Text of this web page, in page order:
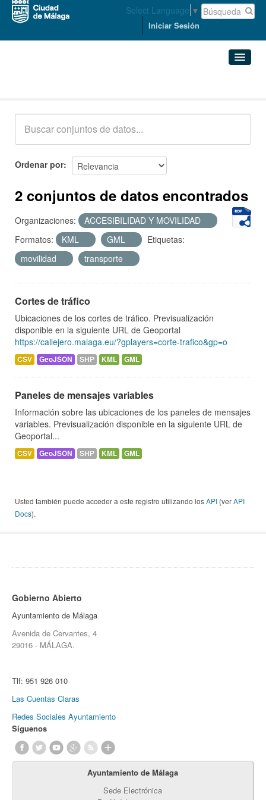
Select Language ▼
Iniciar Sesión
Acerca de
Ordenar por
2 conjuntos de datos encontrados
Organizaciones:
ACCESIBILIDAD Y MOVILIDAD
Formatos:
KML GML
Etiquetas:
movilidad
transporte
Cortes de tráfico
Ubicaciones de los cortes de tráfico. Previsualización
disponible en la siguiente URL de Geoportal
https://callejero.malaga.eu/?gplayers=corte-trafico&gp=o
CSV GeoJSON SHP KML GML
Paneles de mensajes variables
Información sobre las ubicaciones de los paneles de mensajes
variables. Previsualización disponible en la siguiente URL de
Geoportal...
CSV GeoJSON SHP KML GML
Usted también puede acceder a este registro utilizando losAPI (verAPI
Docs).
Gobierno Abierto
Ayuntamiento de Málaga
Avenida de Cervantes, 4
29016 - MÁLAGA.
Tlf: 951 926 010
Las Cuentas Claras
Redes Sociales Ayuntamiento
Síguenos
Ayuntamiento de Málaga
Sede Electrónica